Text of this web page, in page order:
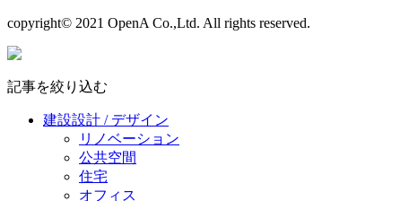
copyright© 2021 OpenA Co.,Ltd. All rights reserved.
記事を絞り込む
建設設計 / デザイン
リノベーション
公共空間
住宅
オフィス